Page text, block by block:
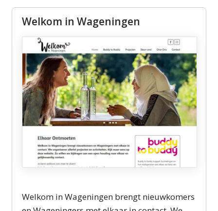
Welkom in Wageningen
Welkom in Wageningen brengt nieuwkomers